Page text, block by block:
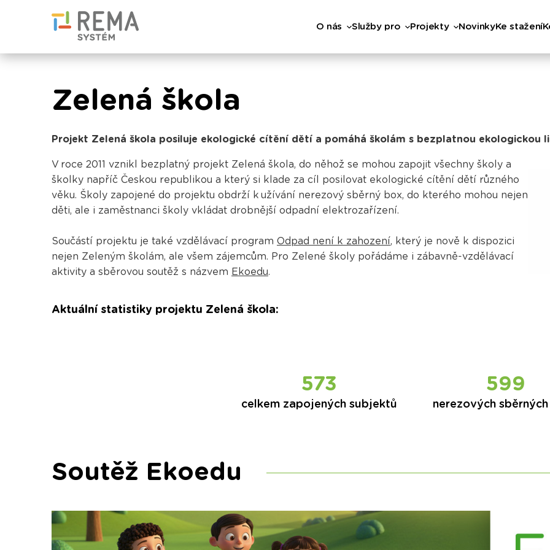
O nás Služby pro Projekty NovinkyKe stažení
Zelená škola
Projekt Zelená škola posiluje ekologické cítění dětí a pomáhá školám s bezplatnou ekologickou
V roce 2011 vznikl bezplatný projekt Zelená škola, do něhož se mohou zapojit všechny školy a
školky napříč Českou republikou a který si klade za cíl posilovat ekologické cítění dětí různého
věku. Školy zapojené do projektu obdrží k užívání nerezový sběrný box, do kterého mohou nejen
děti, ale i zaměstnanci školy vkládat drobnější odpadní elektrozařízení.
Součástí projektu je také vzdělávací program Odpad není k zahození, který je nově k dispozici
nejen Zeleným školám, ale všem zájemcům. Pro Zelené školy pořádáme i zábavně-vzdělávací
aktivity a sběrovou soutěž s názvem Ekoedu.
Aktuální statistiky projektu Zelená škola:
573
celkem zapojených subjektů
599
nerezových
Soutěž Ekoedu